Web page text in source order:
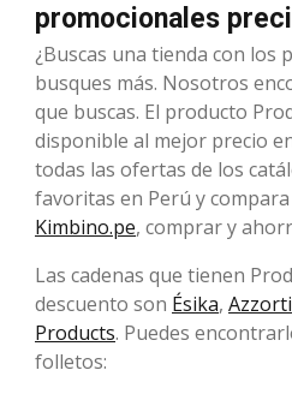
promocionales
¿Buscas una tienda con los
busques más. Nosotros
que buscas. El producto
disponible al mejor precio
todas las ofertas de los
favoritas en Perú y
Kimbino.pe, comprar y
Las cadenas que tienen
descuento son Ésika, Azzorti
Products. Puedes
folletos: